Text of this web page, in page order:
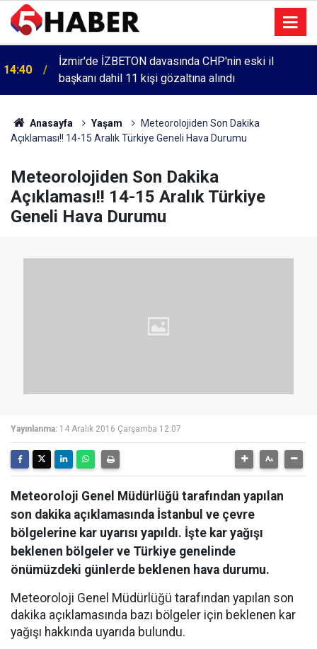
14:40
İzmir'de İZBETON davasında CHP'nin eski il
başkanı dahil 11 kişi gözaltına alındı
Anasayfa Yaşam
Meteorolojiden Son Dakika
Açıklaması!! 14-15 Aralık Türkiye Geneli Hava Durumu
Meteorolojiden Son Dakika
Açıklaması!! 14-15 Aralık Türkiye
Geneli Hava Durumu
Yayınlanma: 14 Aralık 2016 Çarşamba 12:07
Meteoroloji Genel Müdürlüğü tarafından yapılan
son dakika açıklamasında İstanbul ve çevre
bölgelerine kar uyarısı yapıldı. İşte kar yağışı
beklenen bölgeler ve Türkiye genelinde
önümüzdeki günlerde beklenen hava durumu.
Meteoroloji Genel Müdürlüğü tarafından yapılan son
dakika açıklamasında bazı bölgeler için beklenen kar
yağışı hakkında uyarıda bulundu.